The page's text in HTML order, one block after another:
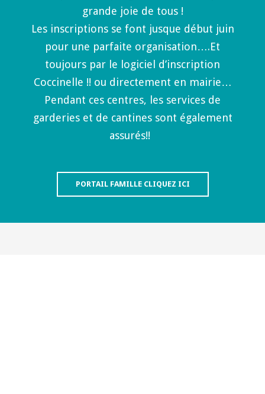
grande joie de tous !
Les inscriptions se font jusque début juin
pour une parfaite organisation….Et
toujours par le logiciel d’inscription
Coccinelle !! ou directement en mairie…
Pendant ces centres, les services de
garderies et de cantines sont également
assurés!!
PORTAIL FAMILLE CLIQUEZ ICI